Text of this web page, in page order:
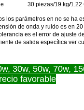
30 piezas/19 kg/1.22
los parámetros en no se ha
de onda y ruido es en
es el error de ajuste
de salida específica ver
30w, 50w, 70w,
favorable